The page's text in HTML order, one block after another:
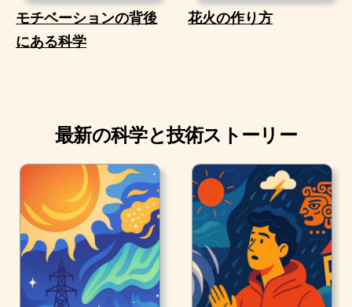
モチベーションの背後
にある科学
花火の作り方
最新の科学と技術ストーリー